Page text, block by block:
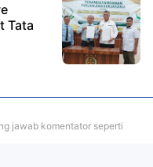
Tata
jawab komentator seperti